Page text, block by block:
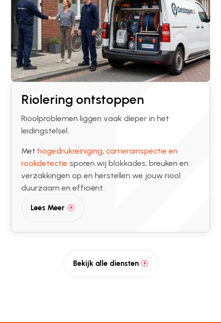
Riolering ontstoppen
Rioolproblemen liggen vaak dieper in het
leidingstelsel.
Met hogedrukreiniging, camerainspectie en
rookdetectie sporen wij blokkades, breuken en
verzakkingen op en herstellen we jouw riool
duurzaam en efficiënt.
Lees Meer
Bekijk alle diensten